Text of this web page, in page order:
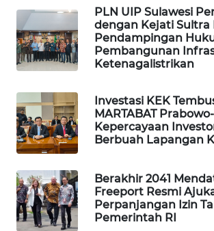
PLN UIP Sulawesi
dengan Kejati Sultra
Pendampingan
Pembangunan
Ketenagalistrikan
Investasi KEK
MARTABAT
Kepercayaan
Berbuah Lapangan
Berakhir 2041
Freeport Resmi
Perpanjangan Izin
Pemerintah RI
DESA
LAPAK
WAHANA
Wahana
Network
KONSUMEN
LISTRIK
MASYARAKAT
KELISTRIKAN